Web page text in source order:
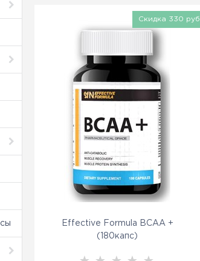
Effective Formula BCAA +
(180капс)
Скидка 330 руб.